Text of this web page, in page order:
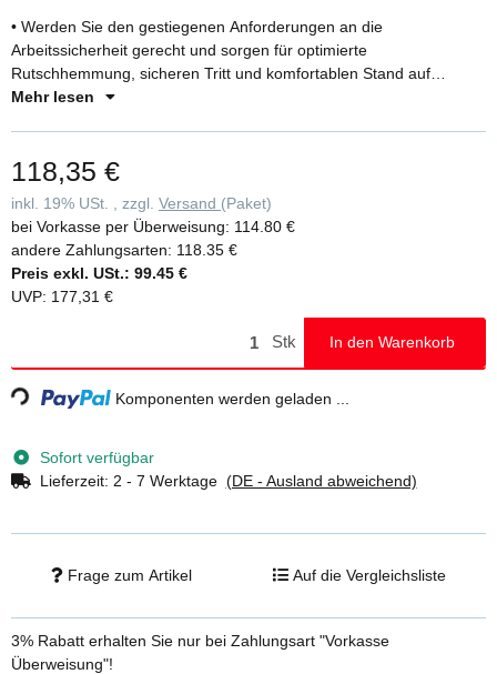
• Werden Sie den gestiegenen Anforderungen an die
Arbeitssicherheit gerecht und sorgen für optimierte
Rutschhemmung, sicheren Tritt und komfortablen Stand auf
unseren Stufenleiter • Die Trittauflage aus geriffeltem Kunststoff
werden • Die clip-step Trittauflage wird bei beidseitig begehbaren
Stufenleitern bis zur laut DIN EN 131 maximal begehbaren Stufe
aufgebracht und funktioniert so als optische Kontrolle für den
korrekten Gebrauch der Leiter • Als Zubehör einzeln für 11,00 Euro
ohne MwSt./Stück (unverbindliche Preisempfehlung) für Ihre
Stufenleiter erhältlich
Mehr lesen
118,35 €
inkl. 19% USt. , zzgl. Versand (Paket)
bei Vorkasse per Überweisung: 114.80 €
andere Zahlungsarten: 118.35 €
Preis exkl. USt.: 99.45 €
UVP: 177,31 €
Stk In den Warenkorb
Komponenten werden geladen ...
Sofort verfügbar
Lieferzeit: 2 - 7 Werktage (DE - Ausland abweichend)
Frage zum Artikel Auf die Vergleichsliste
3% Rabatt erhalten Sie nur bei Zahlungsart "Vorkasse
Überweisung"!